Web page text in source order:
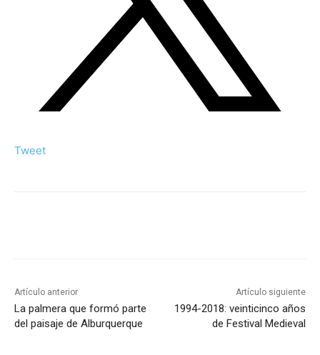
Tweet
Artículo anterior
La palmera que formó parte
del paisaje de Alburquerque
Artículo siguiente
1994-2018: veinticinco años
de Festival Medieval